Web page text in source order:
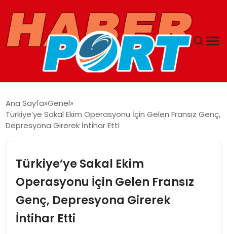
GUNCEL
SPOR
Ana Sayfa Genel
Türkiye’ye Sakal Ekim Operasyonu İçin Gelen Fransız Genç,
Depresyona Girerek İntihar Etti
Türkiye’ye Sakal Ekim
Operasyonu İçin Gelen Fransız
Genç, Depresyona Girerek
İntihar Etti